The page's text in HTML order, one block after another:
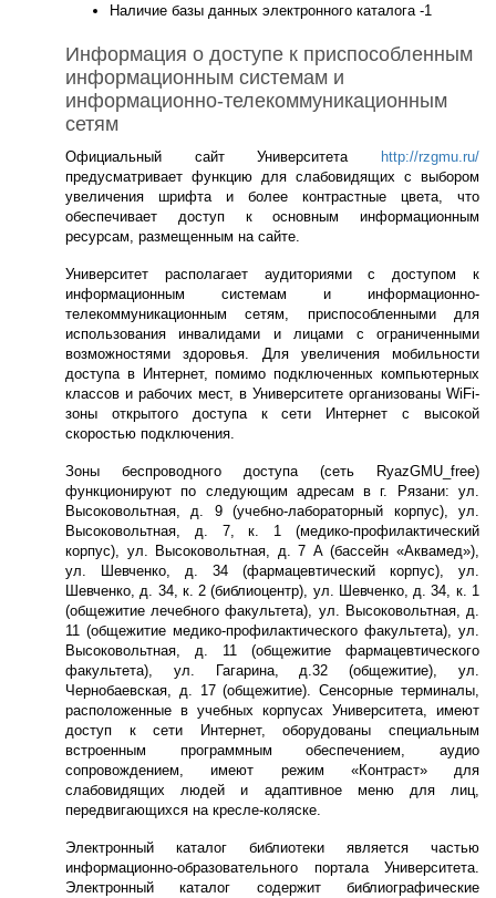
Наличие базы данных электронного каталога -1
Информация о доступе к приспособленным
информационным системам и
информационно-телекоммуникационным
сетям
Официальный сайт Университета
http://rzgmu.ru/
предусматривает функцию для слабовидящих с выбором
увеличения шрифта и более контрастные цвета, что
обеспечивает доступ к основным информационным
ресурсам, размещенным на сайте.
Университет располагает аудиториями с доступом к
информационным системам и информационно-
телекоммуникационным сетям, приспособленными для
использования инвалидами и лицами с ограниченными
возможностями здоровья. Для увеличения мобильности
доступа в Интернет, помимо подключенных компьютерных
классов и рабочих мест, в Университете организованы WiFi-
зоны открытого доступа к сети Интернет с высокой
скоростью подключения.
Зоны беспроводного доступа (сеть RyazGMU_free)
функционируют по следующим адресам в г. Рязани: ул.
Высоковольтная, д. 9 (учебно-лабораторный корпус), ул.
Высоковольтная, д. 7, к. 1 (медико-профилактический
корпус), ул. Высоковольтная, д. 7 А (бассейн «Аквамед»),
ул. Шевченко, д. 34 (фармацевтический корпус), ул.
Шевченко, д. 34, к. 2 (библиоцентр), ул. Шевченко, д. 34, к. 1
(общежитие лечебного факультета), ул. Высоковольтная, д.
11 (общежитие медико-профилактического факультета), ул.
Высоковольтная, д. 11 (общежитие фармацевтического
факультета), ул. Гагарина, д.32 (общежитие), ул.
Чернобаевская, д. 17 (общежитие). Сенсорные терминалы,
расположенные в учебных корпусах Университета, имеют
доступ к сети Интернет, оборудованы специальным
встроенным программным обеспечением, аудио
сопровождением, имеют режим «Контраст» для
слабовидящих людей и адаптивное меню для лиц,
передвигающихся на кресле-коляске.
Электронный каталог библиотеки является частью
информационно-образовательного портала Университета.
Электронный каталог содержит библиографические